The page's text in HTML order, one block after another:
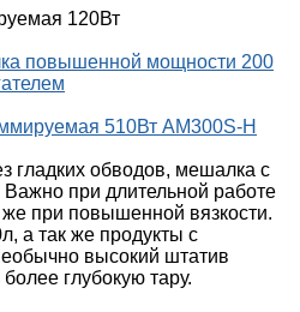
120Вт
повышенной мощности 200
510Вт AM300S-H
гладких обводов, мешалка с
при длительной работе
же при повышенной вязкости.
а так же продукты с
высокий штатив
глубокую тару.